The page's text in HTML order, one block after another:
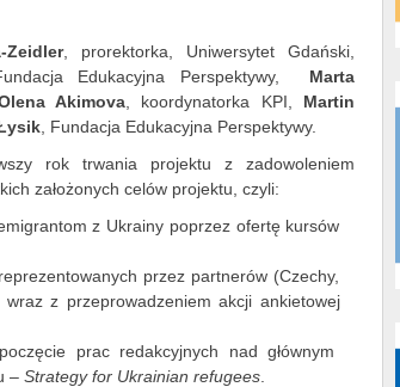
Zeidler, prorektorka, Uniwersytet Gdański,
Edukacyjna Perspektywy, Marta
Akimova, koordynatorka KPI, Martin
, Fundacja Edukacyjna Perspektywy.
rok trwania projektu z zadowoleniem
założonych celów projektu, czyli:
z Ukrainy poprzez ofertę kursów
przez partnerów (Czechy,
z przeprowadzeniem akcji ankietowej
prac redakcyjnych nad głównym
– Strategy for Ukrainian refugees